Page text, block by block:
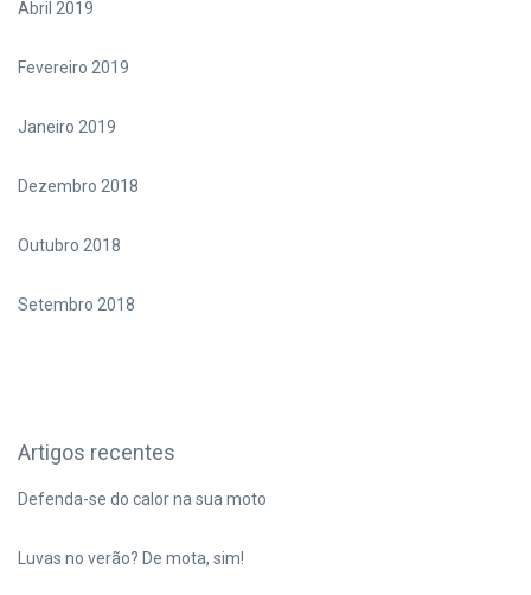
Abril 2019
Fevereiro 2019
Janeiro 2019
Dezembro 2018
Outubro 2018
Setembro 2018
Artigos recentes
Defenda-se do calor na sua moto
Luvas no verão? De mota, sim!